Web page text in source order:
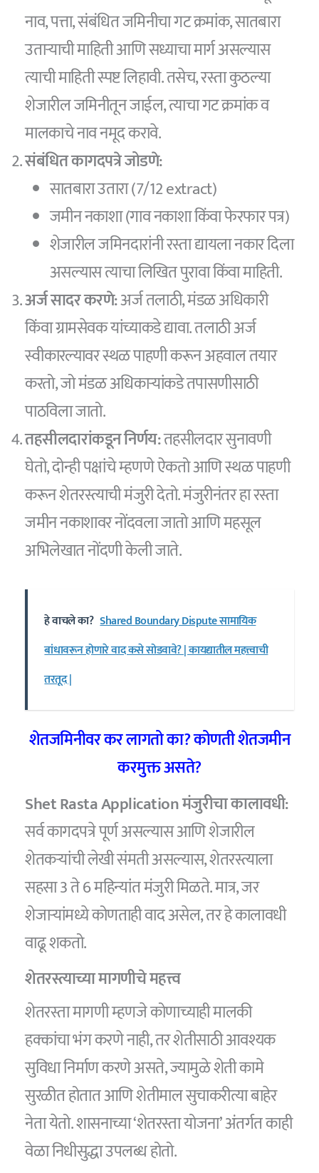
नाव, पत्ता, संबंधित जमिनीचा गट क्रमांक, सातबारा
उताऱ्याची माहिती आणि सध्याचा मार्ग असल्यास
त्याची माहिती स्पष्ट लिहावी. तसेच, रस्ता कुठल्या
शेजारील जमिनीतून जाईल, त्याचा गट क्रमांक व
मालकाचे नाव नमूद करावे.
संबंधित कागदपत्रे जोडणे:
सातबारा उतारा (7/12 extract)
जमीन नकाशा (गाव नकाशा किंवा फेरफार पत्र)
शेजारील जमिनदारांनी रस्ता द्यायला नकार दिला
असल्यास त्याचा लिखित पुरावा किंवा माहिती.
अर्ज सादर करणे:अर्ज तलाठी, मंडळ अधिकारी
किंवा ग्रामसेवक यांच्याकडे द्यावा. तलाठी अर्ज
स्वीकारल्यावर स्थळ पाहणी करून अहवाल तयार
करतो, जो मंडळ अधिकाऱ्यांकडे तपासणीसाठी
पाठविला जातो.
तहसीलदारांकडून निर्णय:तहसीलदार सुनावणी
घेतो, दोन्ही पक्षांचे म्हणणे ऐकतो आणि स्थळ पाहणी
करून शेतरस्त्याची मंजुरी देतो. मंजुरीनंतर हा रस्ता
जमीन नकाशावर नोंदवला जातो आणि महसूल
अभिलेखात नोंदणी केली जाते.
हे वाचले का? Shared Boundary Dispute सामायिक
बांधावरून होणारे वाद कसे सोडवावे? | कायद्यातील महत्त्वाची
तरतूद |
शेतजमिनीवर कर लागतो का? कोणती शेतजमीन
करमुक्त असते?
Shet Rasta Application मंजुरीचा कालावधी:
सर्व कागदपत्रे पूर्ण असल्यास आणि शेजारील
शेतकऱ्यांची लेखी संमती असल्यास, शेतरस्त्याला
सहसा 3 ते 6 महिन्यांत मंजुरी मिळते. मात्र, जर
शेजाऱ्यांमध्ये कोणताही वाद असेल, तर हे कालावधी
वाढू शकतो.
शेतरस्त्याच्या मागणीचे महत्त्व
शेतरस्ता मागणी म्हणजे कोणाच्याही मालकी
हक्कांचा भंग करणे नाही, तर शेतीसाठी आवश्यक
सुविधा निर्माण करणे असते, ज्यामुळे शेती कामे
सुरळीत होतात आणि शेतीमाल सुचाकरीत्या बाहेर
नेता येतो. शासनाच्या ‘शेतरस्ता योजना’ अंतर्गत काही
वेळा निधीसुद्धा उपलब्ध होतो.